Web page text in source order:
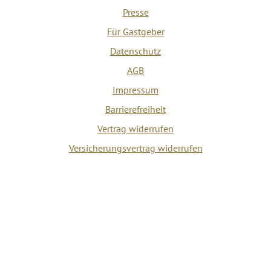
Presse
Für Gastgeber
Datenschutz
AGB
Impressum
Barrierefreiheit
Vertrag widerrufen
Versicherungsvertrag widerrufen